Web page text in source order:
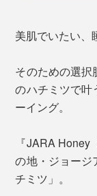
美肌でいたい、
そのための選択
のハチミツで
ーイング。
『JARA
の地・ジョージ
チミツ」。